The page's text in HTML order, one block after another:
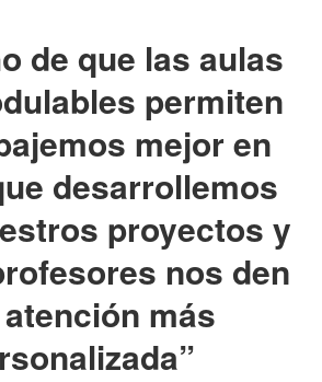
de que las aulas
permiten
mejor en
desarrollemos
proyectos y
nos den
más